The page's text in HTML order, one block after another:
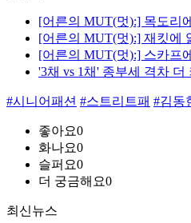
[어른의 MUT(멋):] 목도리
[어른의 MUT(멋):] 재킷에
[어른의 MUT(멋):] 스카프
'3채 vs 1채' 종부세 격차 더
#시니어패션 #스트리트패 #김동
좋아요0
화나요0
슬퍼요0
더 궁금해요0
최신뉴스